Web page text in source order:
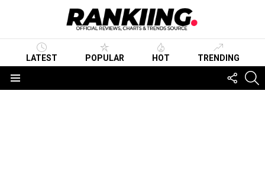
LATEST POPULAR HOT TRENDING
US